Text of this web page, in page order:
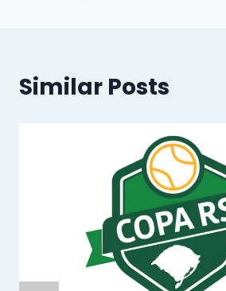
Similar Posts